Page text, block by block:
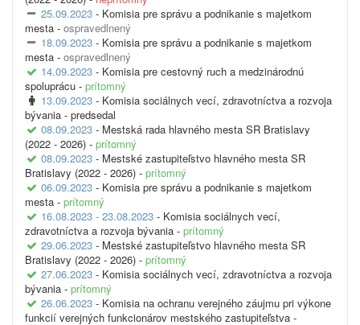
25.09.2023 - Komisia pre správu a podnikanie s majetkom
mesta - ospravedlnený
18.09.2023 - Komisia pre správu a podnikanie s majetkom
mesta - ospravedlnený
14.09.2023 - Komisia pre cestovný ruch a medzinárodnú
spoluprácu - prítomný
13.09.2023 - Komisia sociálnych vecí, zdravotníctva a rozvoja
bývania - predsedal
08.09.2023 - Mestská rada hlavného mesta SR Bratislavy
(2022 - 2026) - prítomný
08.09.2023 - Mestské zastupiteľstvo hlavného mesta SR
Bratislavy (2022 - 2026) - prítomný
06.09.2023 - Komisia pre správu a podnikanie s majetkom
mesta - prítomný
16.08.2023 - 23.08.2023 - Komisia sociálnych vecí,
zdravotníctva a rozvoja bývania - prítomný
29.06.2023 - Mestské zastupiteľstvo hlavného mesta SR
Bratislavy (2022 - 2026) - prítomný
27.06.2023 - Komisia sociálnych vecí, zdravotníctva a rozvoja
bývania - prítomný
26.06.2023 - Komisia na ochranu verejného záujmu pri výkone
funkcií verejných funkcionárov mestského zastupiteľstva -